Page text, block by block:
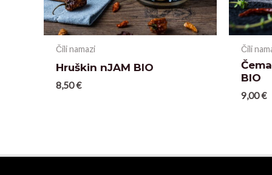
Čili namazi
Hruškin nJAM BIO
8,50€
Čili
BIO
9,00€